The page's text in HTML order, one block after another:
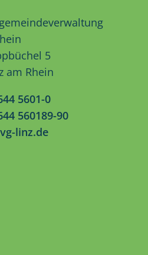
5
am Rhein
5601-0
560189-90
linz.de